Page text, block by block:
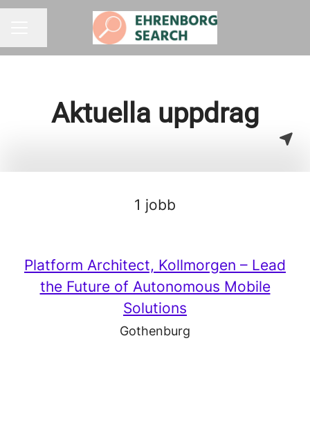
Aktuella uppdrag
1 jobb
Platform Architect, Kollmorgen – Lead
the Future of Autonomous Mobile
Solutions
Gothenburg